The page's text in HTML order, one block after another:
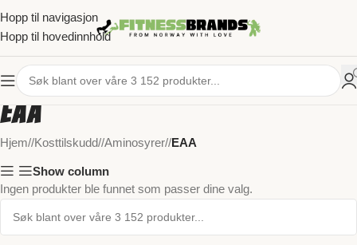
Hopp til navigasjon
Hopp til hovedinnhold
EAA
Hjem/ Kosttilskudd/ Aminosyrer/ EAA
Show column
Ingen produkter ble funnet som passer dine valg.